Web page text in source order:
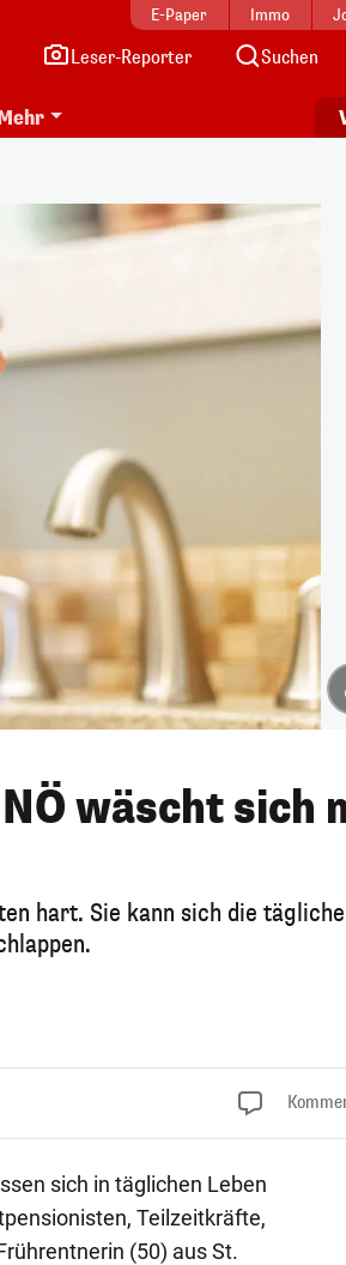
E-Paper Immo
Leser-Reporter Suchen
wäscht sich
hart. Sie kann sich die tägliche
sich in täglichen Leben
Teilzeitkräfte,
(50) aus St.